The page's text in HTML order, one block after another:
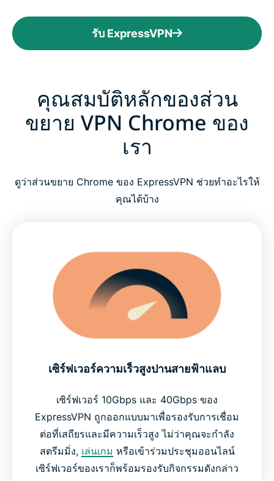
รับ ExpressVPN
คุณสมบัติหลักของส่วน
ขยาย VPN Chrome ของ
เรา
ดูว่าส่วนขยาย Chrome ของ ExpressVPN ช่วยทำอะไรให้
คุณได้บ้าง
เซิร์ฟเวอร์ความเร็วสูงปานสายฟ้าแลบ
เซิร์ฟเวอร์ 10Gbps และ 40Gbps ของ
ExpressVPN ถูกออกแบบมาเพื่อรองรับการเชื่อม
ต่อที่เสถียรและมีความเร็วสูง ไม่ว่าคุณจะกำลัง
สตรีมมิ่ง, เล่นเกม หรือเข้าร่วมประชุมออนไลน์
เซิร์ฟเวอร์ของเราก็พร้อมรองรับกิจกรรมดังกล่าว